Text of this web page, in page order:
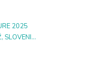
2025
SLOVENIA